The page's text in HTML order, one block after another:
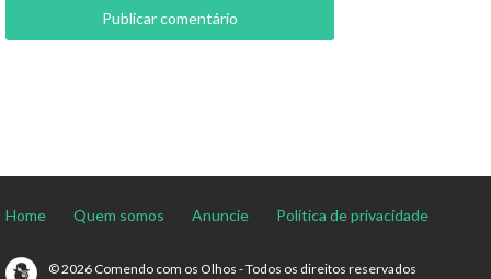
Home Quem somos Anuncie Política de privacidade
© 2026 Comendo com os Olhos - Todos os direitos reservados